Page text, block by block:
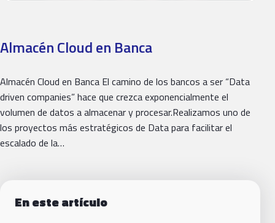
Almacén Cloud en Banca
Almacén Cloud en Banca El camino de los bancos a ser “Data
driven companies” hace que crezca exponencialmente el
volumen de datos a almacenar y procesar.Realizamos uno de
los proyectos más estratégicos de Data para facilitar el
escalado de la…
En este artículo